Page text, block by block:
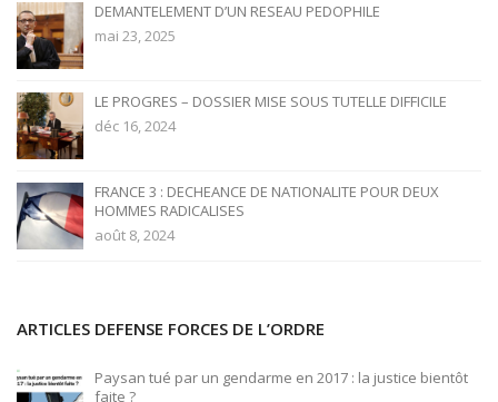
DEMANTELEMENT D’UN RESEAU PEDOPHILE
mai 23, 2025
LE PROGRES – DOSSIER MISE SOUS TUTELLE DIFFICILE
déc 16, 2024
FRANCE 3 : DECHEANCE DE NATIONALITE POUR DEUX
HOMMES RADICALISES
août 8, 2024
ARTICLES DEFENSE FORCES DE L’ORDRE
Paysan tué par un gendarme en 2017 : la justice bientôt
faite ?